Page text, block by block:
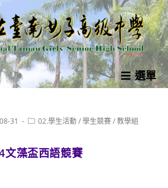
選單
31
Post02.學生活動/學生競賽/教學組
文藻盃西語競賽